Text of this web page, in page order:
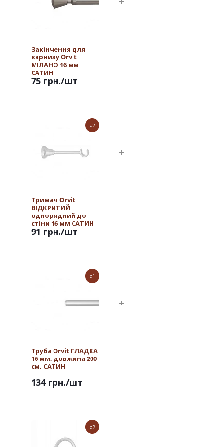
Закінчення для
карнизу Orvit
МІЛАНО 16 мм
САТИН
75 грн./шт
x2
Тримач Orvit
ВІДКРИТИЙ
однорядний до
стіни 16 мм САТИН
91 грн./шт
x1
Труба Orvit ГЛАДКА
16 мм, довжина 200
см, САТИН
134 грн./шт
x2